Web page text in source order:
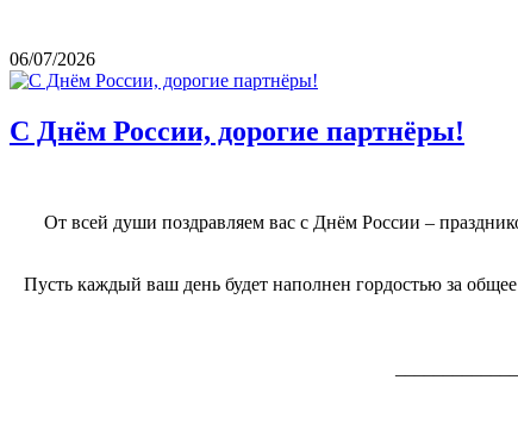
06/07/2026
С Днём России, дорогие партнёры!
От всей души поздравляем вас с Днём России –
Пусть каждый ваш день будет наполнен гордостью за